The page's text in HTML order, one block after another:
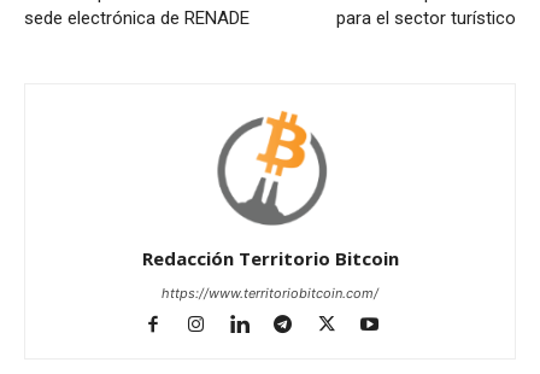
sede electrónica de RENADE
para el sector turístico
Redacción Territorio Bitcoin
https://www.territoriobitcoin.com/